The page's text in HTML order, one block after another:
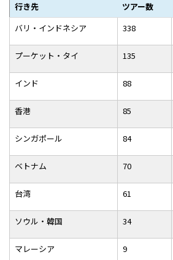
行き先 ツアー数
バリ・インドネシア
338
プーケット・タイ
135
インド
88
香港
85
シンガポール
84
ベトナム
70
台湾
61
ソウル・韓国
34
マレーシア
9